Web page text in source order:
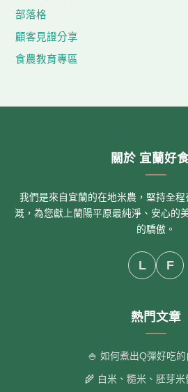
部落格
顧客見證分享
食農教育專區
關於 宜蘭好
我們是來自宜蘭的在地米農，堅持全
溉，為您獻上蘭陽平原最純淨、安心的
的驕傲。
L F
熱門文章
🍚 如何煮出Q彈好吃的
🌾 白米、糙米、胚芽米